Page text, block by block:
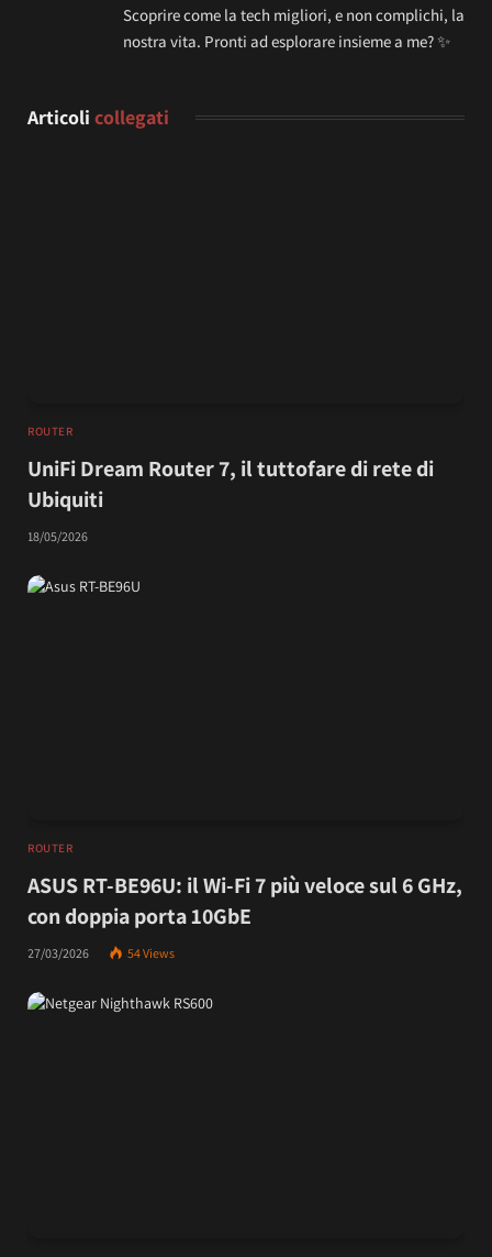
Scoprire come la tech migliori, e non complichi, la
nostra vita. Pronti ad esplorare insieme a me? ✨
Articoli collegati
ROUTER
UniFi Dream Router 7, il tuttofare di rete di
Ubiquiti
18/05/2026
ROUTER
ASUS RT-BE96U: il Wi-Fi 7 più veloce sul 6 GHz,
con doppia porta 10GbE
27/03/2026 54Views